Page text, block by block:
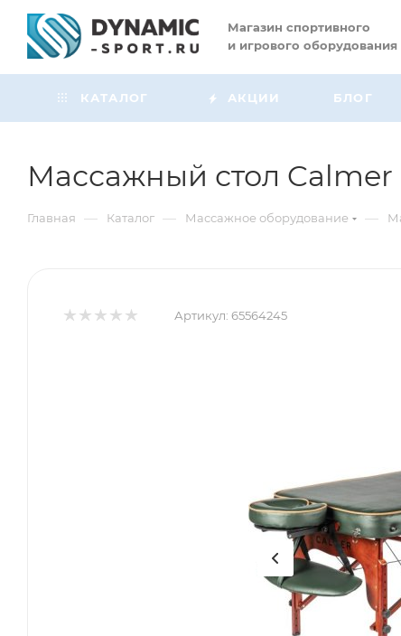
Магазин спортивного
и игрового оборудования
КАТАЛОГ АКЦИИ БЛОГ
Массажный стол Calmer
Главная — Каталог — Массажное оборудование —
Артикул: 65564245